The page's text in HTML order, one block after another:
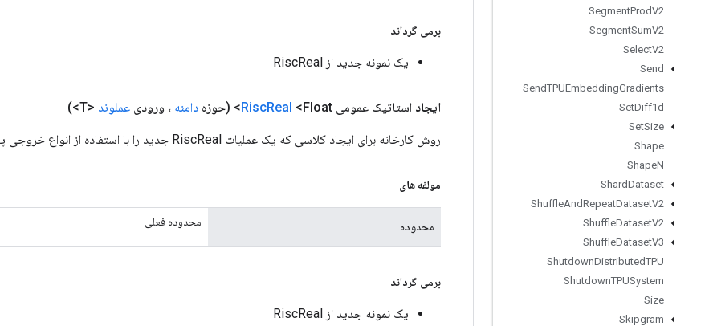
SegmentProdV2
SegmentSumV2
SelectV2
Send
SendTPUEmbeddingGradients
SetDiff1d
SetSize
Shape
ShapeN
ShardDataset
ShuffleAndRepeatDatasetV2
ShuffleDatasetV2
ShuffleDatasetV3
ShutdownDistributedTPU
ShutdownTPUSystem
Size
Skipgram
برمی گرداند
یک نمونه جدید از RiscReal
ایجاد استاتیک عمومی RiscReal <Float> (حوزه دامنه ، ورودی عملوند <T>)
روش کارخانه برای ایجاد کلاسی که یک عملیات RiscReal جدید را با استفاده از انواع خروجی پیش فرض بسته بندی می کند.
مولفه های
محدوده محدوده فعلی
برمی گرداند
یک نمونه جدید از RiscReal